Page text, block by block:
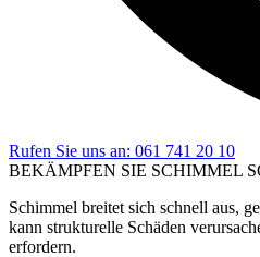
Rufen Sie uns an: 061 741 20 10
BEKÄMPFEN SIE SCHIMMEL
Schimmel breitet sich schnell aus,
kann strukturelle Schäden
erfordern.